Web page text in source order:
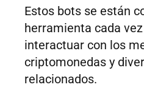
Estos bots se están
herramienta cada
interactuar con los
criptomonedas y
relacionados.